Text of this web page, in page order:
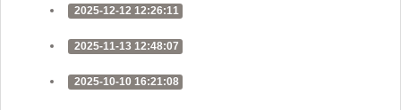
2025-12-12 12:26:11
2025-11-13 12:48:07
2025-10-10 16:21:08